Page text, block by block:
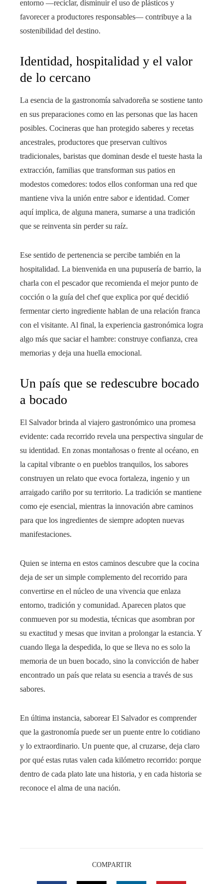
entorno —reciclar, disminuir el uso de plásticos y
favorecer a productores responsables— contribuye a la
sostenibilidad del destino.
Identidad, hospitalidad y el valor
de lo cercano
La esencia de la gastronomía salvadoreña se sostiene tanto
en sus preparaciones como en las personas que las hacen
posibles. Cocineras que han protegido saberes y recetas
ancestrales, productores que preservan cultivos
tradicionales, baristas que dominan desde el tueste hasta la
extracción, familias que transforman sus patios en
modestos comedores: todos ellos conforman una red que
mantiene viva la unión entre sabor e identidad. Comer
aquí implica, de alguna manera, sumarse a una tradición
que se reinventa sin perder su raíz.
Ese sentido de pertenencia se percibe también en la
hospitalidad. La bienvenida en una pupusería de barrio, la
charla con el pescador que recomienda el mejor punto de
cocción o la guía del chef que explica por qué decidió
fermentar cierto ingrediente hablan de una relación franca
con el visitante. Al final, la experiencia gastronómica logra
algo más que saciar el hambre: construye confianza, crea
memorias y deja una huella emocional.
Un país que se redescubre bocado
a bocado
El Salvador brinda al viajero gastronómico una promesa
evidente: cada recorrido revela una perspectiva singular de
su identidad. En zonas montañosas o frente al océano, en
la capital vibrante o en pueblos tranquilos, los sabores
construyen un relato que evoca fortaleza, ingenio y un
arraigado cariño por su territorio. La tradición se mantiene
como eje esencial, mientras la innovación abre caminos
para que los ingredientes de siempre adopten nuevas
manifestaciones.
Quien se interna en estos caminos descubre que la cocina
deja de ser un simple complemento del recorrido para
convertirse en el núcleo de una vivencia que enlaza
entorno, tradición y comunidad. Aparecen platos que
conmueven por su modestia, técnicas que asombran por
su exactitud y mesas que invitan a prolongar la estancia. Y
cuando llega la despedida, lo que se lleva no es solo la
memoria de un buen bocado, sino la convicción de haber
encontrado un país que relata su esencia a través de sus
sabores.
En última instancia, saborear El Salvador es comprender
que la gastronomía puede ser un puente entre lo cotidiano
y lo extraordinario. Un puente que, al cruzarse, deja claro
por qué estas rutas valen cada kilómetro recorrido: porque
dentro de cada plato late una historia, y en cada historia se
reconoce el alma de una nación.
COMPARTIR